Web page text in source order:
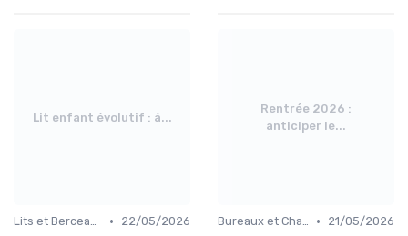
Lit enfant évolutif : à...
Lits et Berceaux •
22/05/2026
Rentrée 2026 :
anticiper le...
Bureaux et Chaises pour Enfants •
21/05/2026